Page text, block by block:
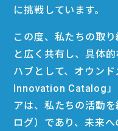
に挑戦しています。
この度、私たちの取
と広く共有し、具体
ハブとして、オウン
Innovation Catalog」
アは、私たちの活動
ログ）であり、未来